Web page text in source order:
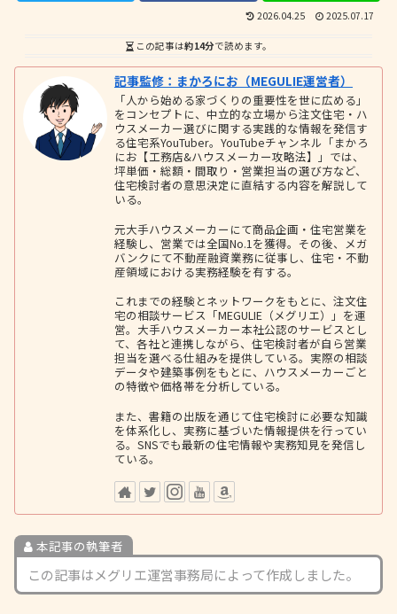
2026.04.25 2025.07.17
この記事は約14分で読めます。
記事監修：まかろにお（MEGULIE運営者）
「人から始める家づくりの重要性を世に広める」
をコンセプトに、中立的な立場から注文住宅・ハ
ウスメーカー選びに関する実践的な情報を発信す
る住宅系YouTuber。YouTubeチャンネル「まかろ
にお【工務店&ハウスメーカー攻略法】」では、
坪単価・総額・間取り・営業担当の選び方など、
住宅検討者の意思決定に直結する内容を解説して
いる。
元大手ハウスメーカーにて商品企画・住宅営業を
経験し、営業では全国No.1を獲得。その後、メガ
バンクにて不動産融資業務に従事し、住宅・不動
産領域における実務経験を有する。
これまでの経験とネットワークをもとに、注文住
宅の相談サービス「MEGULIE（メグリエ）」を運
営。大手ハウスメーカー本社公認のサービスとし
て、各社と連携しながら、住宅検討者が自ら営業
担当を選べる仕組みを提供している。実際の相談
データや建築事例をもとに、ハウスメーカーごと
の特徴や価格帯を分析している。
また、書籍の出版を通じて住宅検討に必要な知識
を体系化し、実務に基づいた情報提供を行ってい
る。SNSでも最新の住宅情報や実務知見を発信し
ている。
本記事の執筆者
この記事はメグリエ運営事務局によって作成しました。